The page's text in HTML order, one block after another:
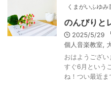
くまがいふゆ
のんびりと
2025/5/29
個人音楽教室,
おはようござ
すぐ6月という
ね！つい最近